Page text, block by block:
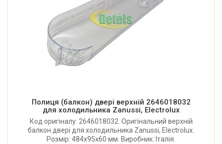
Полиця (балкон) двері верхній 2646018032
для холодильника Zanussi, Electrolux
Код оригіналу: 2646018032. Оригінальний верхній
балкон двері для холодильника Zanussi, Electrolux.
Розмір: 484x95x60 мм. Виробник: Італія.